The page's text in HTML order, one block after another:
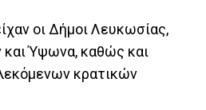
οι Δήμοι Λευκωσίας,
και Ύψωνα, καθώς και
κρατικών